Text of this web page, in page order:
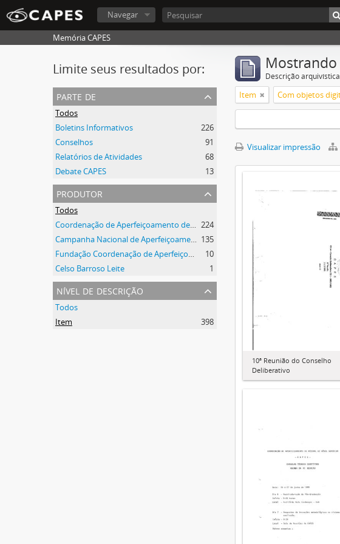
Navegar
Memória CAPES
Limite seus resultados por:
parte de
Todos
Boletins Informativos
226
Conselhos
91
Relatórios de Atividades
68
Debate CAPES
13
produtor
Todos
Coordenação de Aperfeiçoamento de Pessoal de Nível Superior (CAPES) 224
Campanha Nacional de Aperfeiçoamento de Pessoal de Nível Superior (CAPES) 135
Fundação Coordenação de Aperfeiçoamento de Pessoal de Nível Superior (CAPES)
10
Celso Barroso Leite
1
nível de descrição
Todos
Item
398
Descrição arquivística
Item Com objetos
Visualizar impressão
10ª Reunião do Conselho
Deliberativo